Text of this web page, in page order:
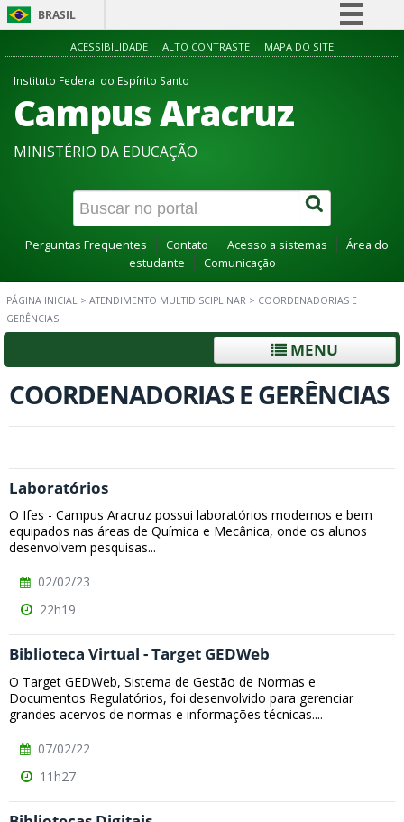
BRASIL
Simplifique!
Acesso à informação
Canais
ACESSIBILIDADE ALTO CONTRASTE MAPA DO SITE
Instituto Federal do Espírito Santo
Campus Aracruz
MINISTÉRIO DA EDUCAÇÃO
Perguntas Frequentes Contato Acesso a sistemas
Área do
estudante
Comunicação
PÁGINA INICIAL > ATENDIMENTO MULTIDISCIPLINAR > COORDENADORIAS E
GERÊNCIAS
MENU
COORDENADORIAS E GERÊNCIAS
Laboratórios
O Ifes - Campus Aracruz possui laboratórios modernos e bem
equipados nas áreas de Química e Mecânica, onde os alunos
desenvolvem pesquisas...
02/02/23
22h19
Biblioteca Virtual - Target GEDWeb
O Target GEDWeb, Sistema de Gestão de Normas e
Documentos Regulatórios, foi desenvolvido para gerenciar
grandes acervos de normas e informações técnicas....
07/02/22
11h27